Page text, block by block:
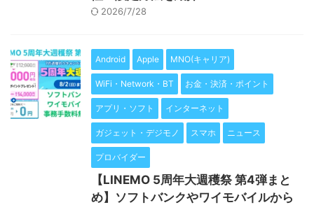
2026/7/28
Android Apple MNO(キャリア)
WiFi・Network・BT お金・決済・ポイント
アプリ・ソフト インターネット
ガジェット・デジモノ スマホ ニュース
プロバイダー
【LINEMO 5周年大週穫祭 第4弾まと
め】ソフトバンクやワイモバイルから